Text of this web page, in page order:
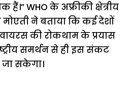
WHO के अफ्रीकी क्षेत्रीय
मोएती ने बताया कि कई देशों
की रोकथाम के प्रयास
समर्थन से ही इस संकट
जा सकेगा।